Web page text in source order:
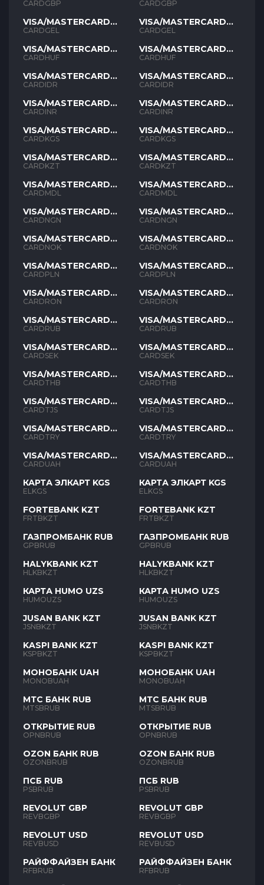
GBP
CARDGBP
VISA/MASTERCARD
GEL
CARDGEL
VISA/MASTERCARD
HUF
CARDHUF
VISA/MASTERCARD
IDR
CARDIDR
VISA/MASTERCARD
INR
CARDINR
VISA/MASTERCARD
KGS
CARDKGS
VISA/MASTERCARD
KZT
CARDKZT
VISA/MASTERCARD
MDL
CARDMDL
VISA/MASTERCARD
NGN
CARDNGN
VISA/MASTERCARD
NOK
CARDNOK
VISA/MASTERCARD
PLN
CARDPLN
VISA/MASTERCARD
RON
CARDRON
VISA/MASTERCARD
RUB
CARDRUB
VISA/MASTERCARD
SEK
CARDSEK
VISA/MASTERCARD
THB
CARDTHB
VISA/MASTERCARD
TJS
CARDTJS
VISA/MASTERCARD
TYR
CARDTRY
VISA/MASTERCARD
UAH
CARDUAH
КАРТА ЭЛКАРТ KGS
ELKGS
FORTEBANK KZT
FRTBKZT
ГАЗПРОМБАНК RUB
GPBRUB
HALYKBANK KZT
HLKBKZT
КАРТА HUMO UZS
HUMOUZS
JUSAN BANK KZT
JSNBKZT
KASPI BANK KZT
KSPBKZT
МОНОБАНК UAH
MONOBUAH
МТС БАНК RUB
MTSBRUB
ОТКРЫТИЕ RUB
OPNBRUB
OZON БАНК RUB
OZONBRUB
ПСБ RUB
PSBRUB
REVOLUT GBP
REVBGBP
REVOLUT USD
REVBUSD
РАЙФФАЙЗЕН БАНК
RFBRUB
GBP
CARDGBP
VISA/MASTERCARD
GEL
CARDGEL
VISA/MASTERCARD
HUF
CARDHUF
VISA/MASTERCARD
IDR
CARDIDR
VISA/MASTERCARD
INR
CARDINR
VISA/MASTERCARD
KGS
CARDKGS
VISA/MASTERCARD
KZT
CARDKZT
VISA/MASTERCARD
MDL
CARDMDL
VISA/MASTERCARD
NGN
CARDNGN
VISA/MASTERCARD
NOK
CARDNOK
VISA/MASTERCARD
PLN
CARDPLN
VISA/MASTERCARD
RON
CARDRON
VISA/MASTERCARD
RUB
CARDRUB
VISA/MASTERCARD
SEK
CARDSEK
VISA/MASTERCARD
THB
CARDTHB
VISA/MASTERCARD
TJS
CARDTJS
VISA/MASTERCARD
TYR
CARDTRY
VISA/MASTERCARD
UAH
CARDUAH
КАРТА ЭЛКАРТ KGS
ELKGS
FORTEBANK KZT
FRTBKZT
ГАЗПРОМБАНК RUB
GPBRUB
HALYKBANK KZT
HLKBKZT
КАРТА HUMO UZS
HUMOUZS
JUSAN BANK KZT
JSNBKZT
KASPI BANK KZT
KSPBKZT
МОНОБАНК UAH
MONOBUAH
МТС БАНК RUB
MTSBRUB
ОТКРЫТИЕ RUB
OPNBRUB
OZON БАНК RUB
OZONBRUB
ПСБ RUB
PSBRUB
REVOLUT GBP
REVBGBP
REVOLUT USD
REVBUSD
РАЙФФАЙЗЕН БАНК
RFBRUB